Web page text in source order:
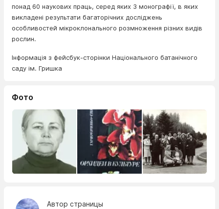
понад 60 наукових праць, серед яких 3 монографії, в яких
викладені результати багаторічних досліджень
особливостей мікроклонального розмноження різних видів
рослин.
Інформація з фейсбук-сторінки Національного батанічного
саду ім. Гришка
Фото
Автор страницы